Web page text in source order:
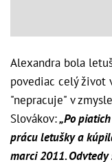
Alexandra bola
povediac celý život
"nepracuje" v
Slovákov:„Po
prácu letušky a
marci 2011.